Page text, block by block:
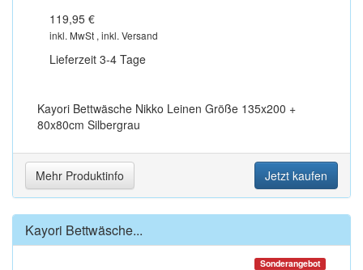
119,95 €
inkl. MwSt , inkl. Versand
Lieferzeit 3-4 Tage
Kayori Bettwäsche Nikko Leinen Größe 135x200 +
80x80cm Silbergrau
Mehr Produktinfo Jetzt kaufen
Kayori Bettwäsche...
Sonderangebot